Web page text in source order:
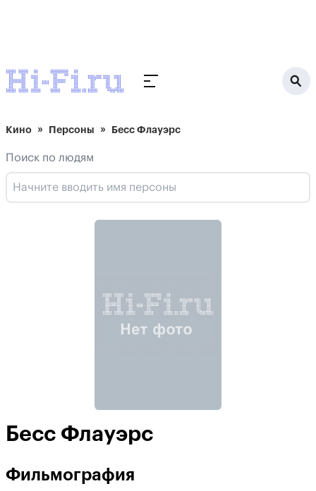
Кино Персоны Бесс Флауэрс
Поиск по людям
Бесс Флауэрс
Фильмография